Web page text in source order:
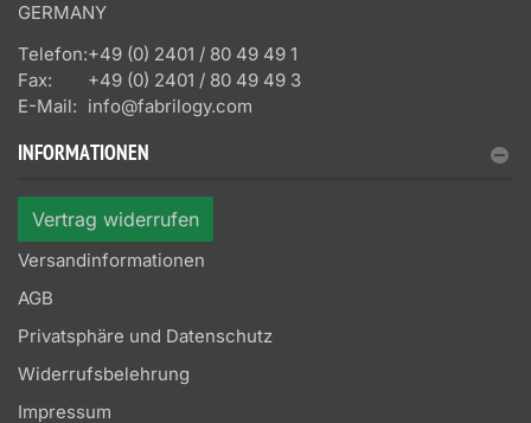
GERMANY
Telefon:+49 (0) 2401 / 80 49 49 1
Fax:
+49 (0) 2401 / 80 49 49 3
E-Mail: info@fabrilogy.com
INFORMATIONEN
Vertrag widerrufen
Versandinformationen
AGB
Privatsphäre und Datenschutz
Widerrufsbelehrung
Impressum